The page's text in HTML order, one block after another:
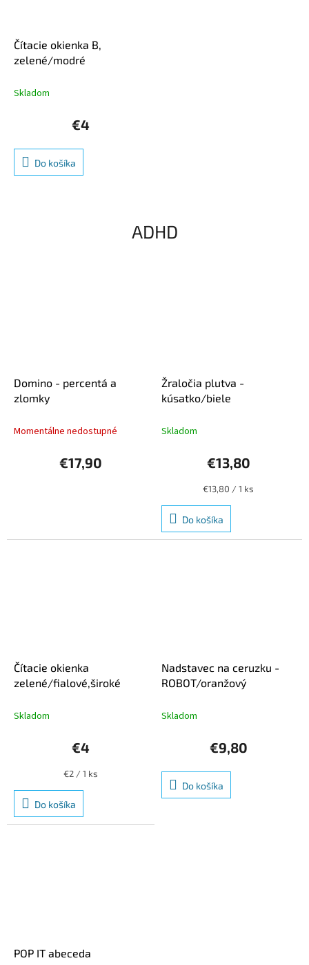
Čítacie okienka B,
zelené/modré
Skladom
€4
Do košíka
ADHD
Domino - percentá a
zlomky
Momentálne nedostupné
€17,90
Žraločia plutva -
kúsatko/biele
Skladom
€13,80
Jednotková
€13,80 / 1 ks
Do košíka
Čítacie okienka
zelené/fialové,široké
Skladom
€4
Jednotková
€2 / 1 ks
Do košíka
Nadstavec na ceruzku -
ROBOT/oranžový
Skladom
€9,80
Do košíka
POP IT abeceda